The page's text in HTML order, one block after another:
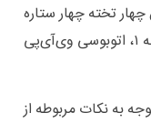
تخته چهار ستاره
است و در داخل عراق انواع اتوبوسی درجه ۱، اتوبوسی وی‌آی‌پی
به نکات مربوطه از